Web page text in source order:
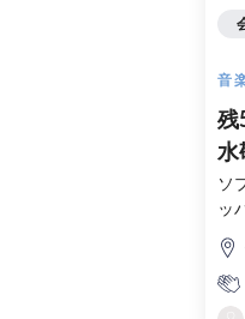
音
残
水
ソ
ッ